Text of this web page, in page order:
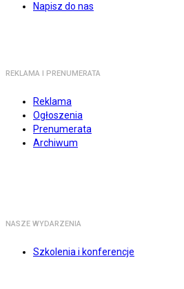
Napisz do nas
REKLAMA I PRENUMERATA
Reklama
Ogłoszenia
Prenumerata
Archiwum
NASZE WYDARZENIA
Szkolenia i konferencje